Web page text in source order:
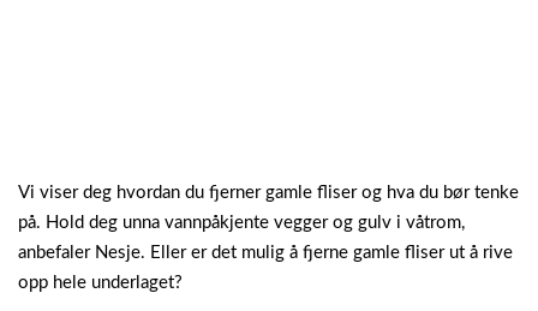
Vi viser deg hvordan du fjerner gamle fliser og hva du bør tenke
på. Hold deg unna vannpåkjente vegger og gulv i våtrom,
anbefaler Nesje. Eller er det mulig å fjerne gamle fliser ut å rive
opp hele underlaget?